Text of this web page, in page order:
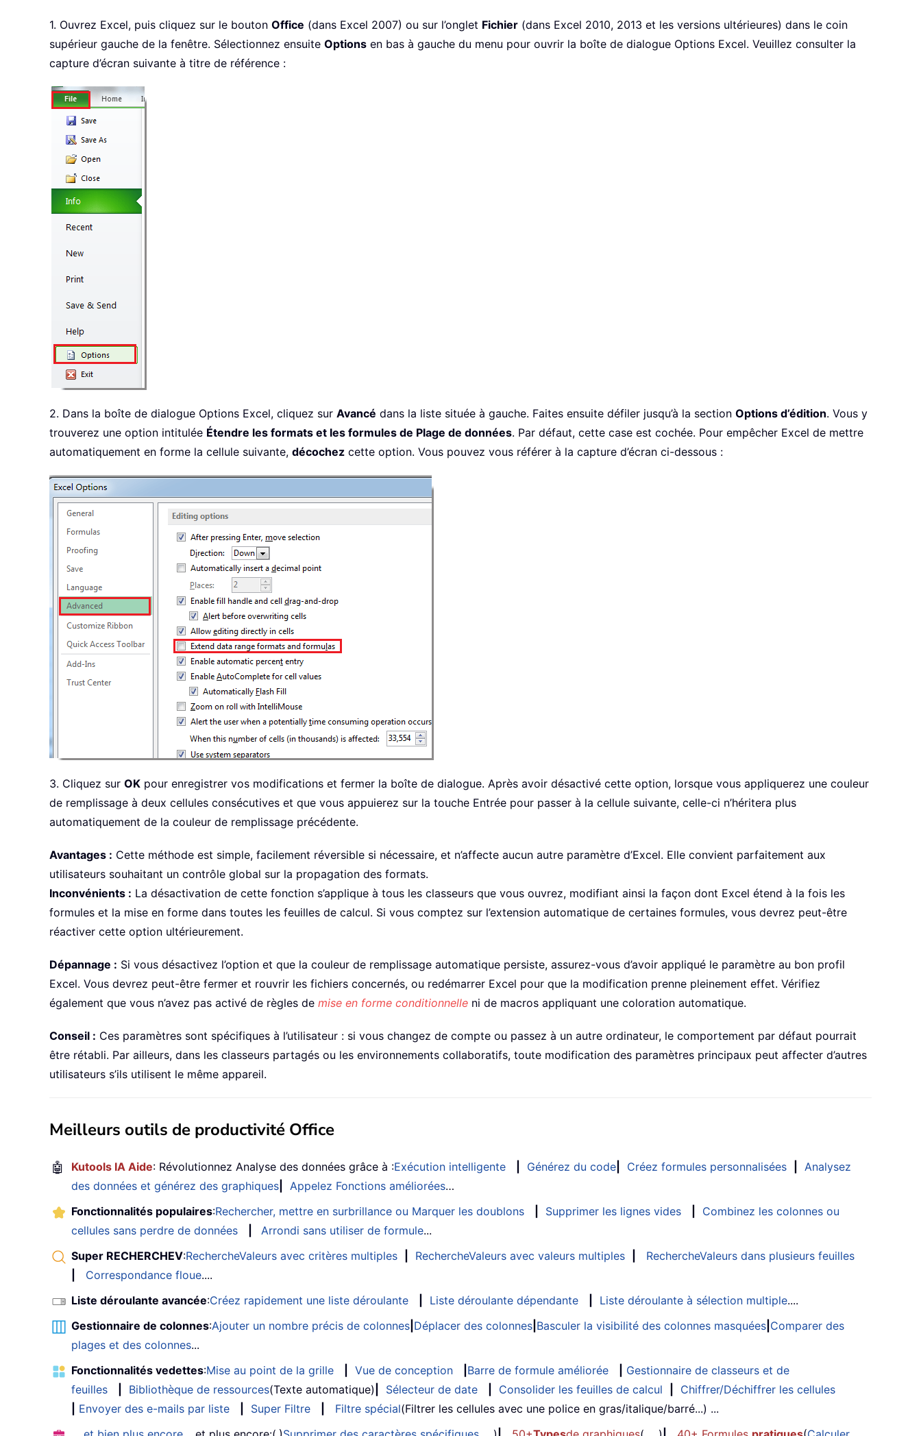
1. Ouvrez Excel, puis cliquez sur le bouton Office (dans Excel 2007) ou sur l’onglet Fichier (dans Excel 2010, 2013 et les versions ultérieures) dans le coin
supérieur gauche de la fenêtre. Sélectionnez ensuite Options en bas à gauche du menu pour ouvrir la boîte de dialogue Options Excel. Veuillez consulter la
capture d’écran suivante à titre de référence :
2. Dans la boîte de dialogue Options Excel, cliquez sur Avancé dans la liste située à gauche. Faites ensuite défiler jusqu’à la section Options d’édition. Vous y
trouverez une option intitulée Étendre les formats et les formules de Plage de données. Par défaut, cette case est cochée. Pour empêcher Excel de mettre
automatiquement en forme la cellule suivante, décochez cette option. Vous pouvez vous référer à la capture d’écran ci-dessous :
3. Cliquez sur OK pour enregistrer vos modifications et fermer la boîte de dialogue. Après avoir désactivé cette option, lorsque vous appliquerez une couleur
de remplissage à deux cellules consécutives et que vous appuierez sur la touche Entrée pour passer à la cellule suivante, celle-ci n’héritera plus
automatiquement de la couleur de remplissage précédente.
Avantages : Cette méthode est simple, facilement réversible si nécessaire, et n’affecte aucun autre paramètre d’Excel. Elle convient parfaitement aux
utilisateurs souhaitant un contrôle global sur la propagation des formats.
Inconvénients : La désactivation de cette fonction s’applique à tous les classeurs que vous ouvrez, modifiant ainsi la façon dont Excel étend à la fois les
formules et la mise en forme dans toutes les feuilles de calcul. Si vous comptez sur l’extension automatique de certaines formules, vous devrez peut-être
réactiver cette option ultérieurement.
Dépannage : Si vous désactivez l’option et que la couleur de remplissage automatique persiste, assurez-vous d’avoir appliqué le paramètre au bon profil
Excel. Vous devrez peut-être fermer et rouvrir les fichiers concernés, ou redémarrer Excel pour que la modification prenne pleinement effet. Vérifiez
également que vous n’avez pas activé de règles de mise en forme conditionnelle ni de macros appliquant une coloration automatique.
Conseil : Ces paramètres sont spécifiques à l’utilisateur : si vous changez de compte ou passez à un autre ordinateur, le comportement par défaut pourrait
être rétabli. Par ailleurs, dans les classeurs partagés ou les environnements collaboratifs, toute modification des paramètres principaux peut affecter d’autres
utilisateurs s’ils utilisent le même appareil.
Meilleurs outils de productivité Office
🤖 Kutools IA Aide: Révolutionnez Analyse des données grâce à :Exécution intelligente Générez du code Créez formules personnalisées
Analysez
des données et générez des graphiques
Appelez Fonctions améliorées…
Fonctionnalités populaires:Rechercher, mettre en surbrillance ou Marquer les doublons Supprimer les lignes vides
Combinez les colonnes ou
cellules sans perdre de données
Arrondi sans utiliser de formule...
Super RECHERCHEV:RechercheValeurs avec critères multiples RechercheValeurs avec valeurs multiples
RechercheValeurs dans plusieurs feuilles
Correspondance floue....
Liste déroulante avancée:Créez rapidement une liste déroulante Liste déroulante dépendante Liste déroulante à sélection multiple....
Gestionnaire de colonnes:Ajouter un nombre précis de colonnes Déplacer des colonnes Basculer la visibilité des colonnes masquées Comparer des
plages et des colonnes...
Fonctionnalités vedettes:Mise au point de la grille Vue de conception Barre de formule améliorée
Gestionnaire de classeurs et de
feuilles
Bibliothèque de ressources(Texte automatique) Sélecteur de date Consolider les feuilles de calcul
Chiffrer/Déchiffrer les cellules
Envoyer des e-mails par liste Super Filtre Filtre spécial(Filtrer les cellules avec une police en gras/italique/barré...) ...